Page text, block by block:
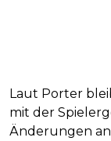
Laut Porter
mit der
Änderungen